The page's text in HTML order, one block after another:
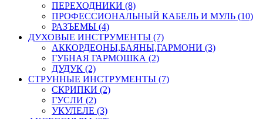
ПЕРЕХОДНИКИ (8)
ПРОФЕССИОНАЛЬНЫЙ КАБЕЛЬ И МУЛЬ (10)
РАЗЪЕМЫ (4)
ДУХОВЫЕ ИНСТРУМЕНТЫ (7)
АККОРДЕОНЫ,БАЯНЫ,ГАРМОНИ (3)
ГУБНАЯ ГАРМОШКА (2)
ДУДУК (2)
СТРУННЫЕ ИНСТРУМЕНТЫ (7)
СКРИПКИ (2)
ГУСЛИ (2)
УКУЛЕЛЕ (3)